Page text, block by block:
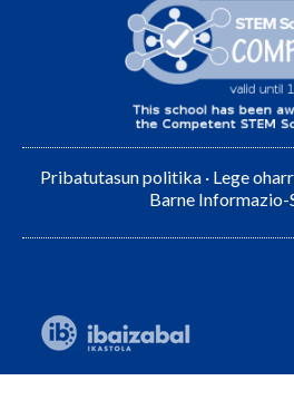
Pribatutasun politika · Lege
Barne Informazio-